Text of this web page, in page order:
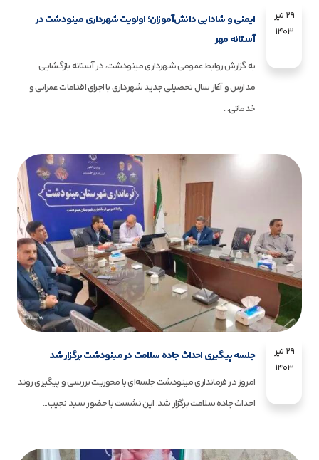
۲۹ تیر
۱۴۰۳
ایمنی و شادابی دانش‌آموزان؛ اولویت شهرداری مینودشت در
آستانه مهر
به گزارش روابط عمومی شهرداری مینودشت، در آستانه بازگشایی
مدارس و آغاز سال تحصیلی جدید شهرداری با اجرای اقدامات عمرانی و
خدماتی...
۲۹ تیر
۱۴۰۳
جلسه پیگیری احداث جاده سلامت در مینودشت برگزار شد
امروز در فرمانداری مینودشت جلسه‌ای با محوریت بررسی و پیگیری روند
احداث جاده سلامت برگزار شد. این نشست با حضور سید نجیب...